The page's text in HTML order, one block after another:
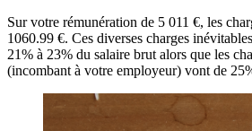
Sur votre rémunération de 5 011 €, les
1060.99 €. Ces diverses charges
21% à 23% du salaire brut alors que les
(incombant à votre employeur) vont de